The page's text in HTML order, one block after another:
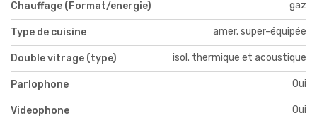
Chauffage (Format/energie) gaz
Type de cuisine amer. super-équipée
Double vitrage (type) isol. thermique et acoustique
Parlophone Oui
Videophone Oui